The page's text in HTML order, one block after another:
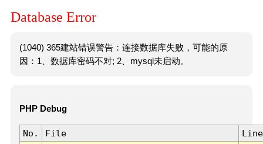
Database Error
(1040) 365建站错误警告：连接数据库失败，可能的原
因：1、数据库密码不对; 2、mysql未启动。
PHP Debug
No. File
Line